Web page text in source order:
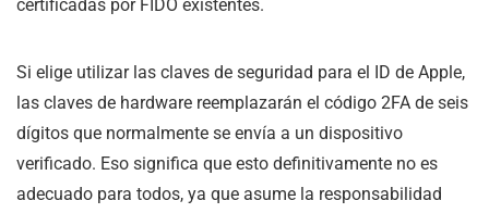
certificadas por FIDO existentes.
Si elige utilizar las claves de seguridad para el ID de Apple,
las claves de hardware reemplazarán el código 2FA de seis
dígitos que normalmente se envía a un dispositivo
verificado. Eso significa que esto definitivamente no es
adecuado para todos, ya que asume la responsabilidad